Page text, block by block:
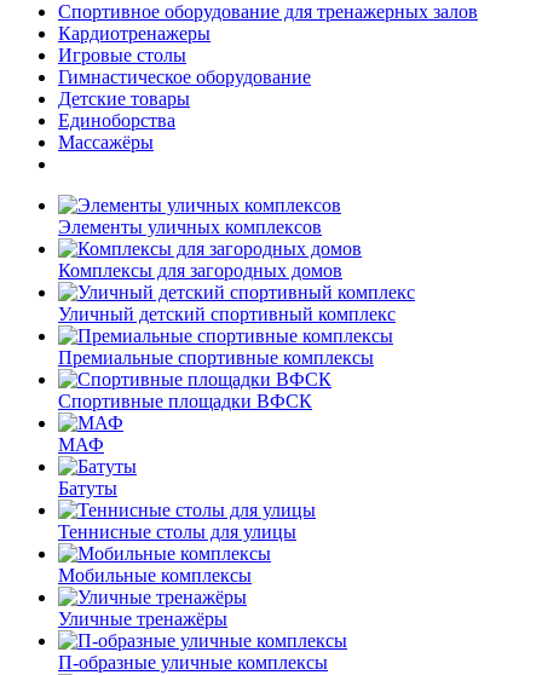
Спортивное оборудование для тренажерных залов
Кардиотренажеры
Игровые столы
Гимнастическое оборудование
Детские товары
Единоборства
Массажёры
Элементы уличных комплексов
Комплексы для загородных домов
Уличный детский спортивный комплекс
Премиальные спортивные комплексы
Спортивные площадки ВФСК
МАФ
Батуты
Теннисные столы для улицы
Мобильные комплексы
Уличные тренажёры
П-образные уличные комплексы